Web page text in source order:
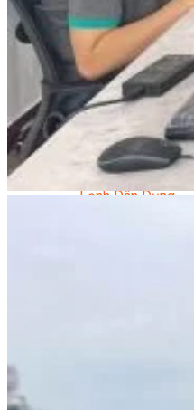
Kỹ Thuật Viên
Kỹ Thuật Viên
Kỹ Thuật Viên
Nghiệp Vụ Tư
Sửa Chữa Điện
Chuyên Viên
Kỹ Thuật Viên
Kỹ Thuật Quấn
Thiết Kế Lắp Đặt
Trời
Kỹ Thuật Viên
Lạnh Dân Dụng
Chuyên
Chuyên